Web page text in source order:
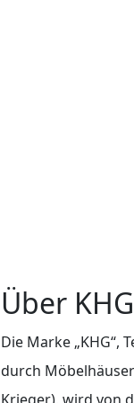
Über KHG
Die Marke „KHG“,
durch